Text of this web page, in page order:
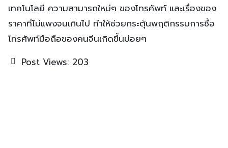
เทคโนโลยี ความสามารถใหม่ๆ ของโทรศัพท์ และเรื่องของ
ราคาที่ไม่แพงจนเกินไป ทำให้ช่วยกระตุ้นพฤติกรรมการซื้อ
โทรศัพท์มือถือของคนจีนเกิดขึ้นบ่อยๆ
Post Views: 203